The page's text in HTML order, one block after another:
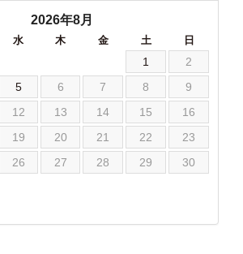
2026年8月
水 木 金 土 日
1
2
5 6 7 8
9
12 13 14 15
16
19 20 21 22
23
26 27 28 29
30